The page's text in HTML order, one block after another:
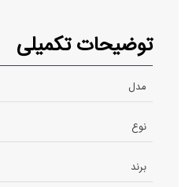
توضیحات تکمیلی
مدل
نوع
برند